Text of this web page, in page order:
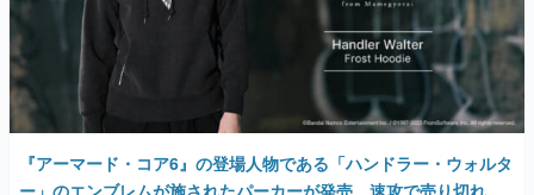
『アーマード・コア6』の登場人物である「ハンドラー・ウォルタ
ー」のエンブレムが施されたパーカーが発売。速攻で売り切れ。